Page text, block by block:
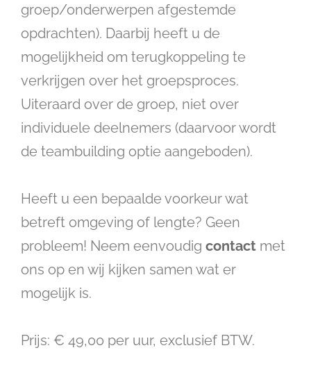
groep/onderwerpen afgestemde
opdrachten). Daarbij heeft u de
mogelijkheid om terugkoppeling te
verkrijgen over het groepsproces.
Uiteraard over de groep, niet over
individuele deelnemers (daarvoor wordt
de teambuilding optie aangeboden).
Heeft u een bepaalde voorkeur wat
betreft omgeving of lengte? Geen
probleem! Neem eenvoudig contact met
ons op en wij kijken samen wat er
mogelijk is.
Prijs: € 49,00 per uur, exclusief BTW.